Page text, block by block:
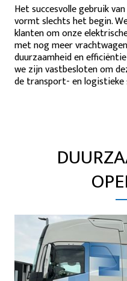
Het succesvolle gebruik
vormt slechts het begin.
klanten om onze
met nog meer
duurzaamheid en
we zijn vastbesloten om
de transport- en logistieke